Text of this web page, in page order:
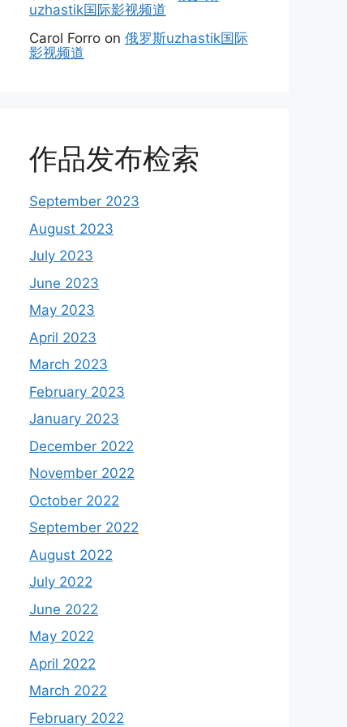
uzhastik国际影视频道
Carol Forro on 俄罗斯uzhastik国际
影视频道
作品发布检索
September 2023
August 2023
July 2023
June 2023
May 2023
April 2023
March 2023
February 2023
January 2023
December 2022
November 2022
October 2022
September 2022
August 2022
July 2022
June 2022
May 2022
April 2022
March 2022
February 2022